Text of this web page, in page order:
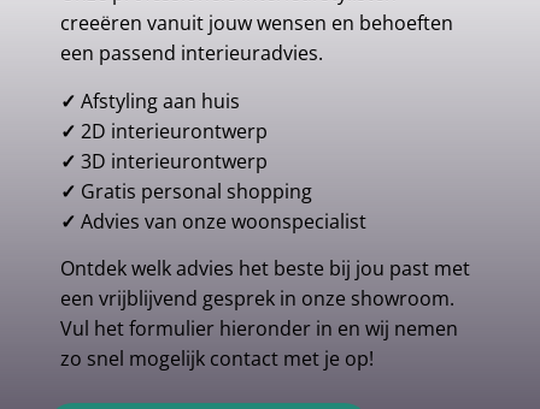
creeëren vanuit jouw wensen en behoeften
een passend interieuradvies.
✓ Afstyling aan huis
✓ 2D interieurontwerp
✓ 3D interieurontwerp
✓ Gratis personal shopping
✓ Advies van onze woonspecialist
Ontdek welk advies het beste bij jou past met
een vrijblijvend gesprek in onze showroom.
Vul het formulier hieronder in en wij nemen
zo snel mogelijk contact met je op!